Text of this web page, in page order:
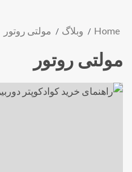
Home وبلاگ مولتی روتور
مولتی روتور